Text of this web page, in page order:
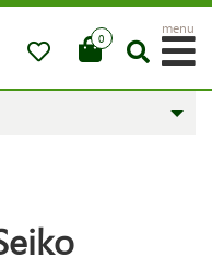
0
menu